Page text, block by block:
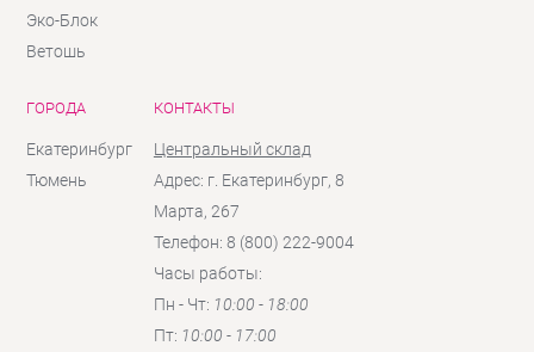
Эко-Блок
Ветошь
ГОРОДА
Екатеринбург
Тюмень
КОНТАКТЫ
Центральный склад
Адрес: г. Екатеринбург, 8
Марта, 267
Телефон: 8 (800) 222-9004
Часы работы:
Пн - Чт: 10:00 - 18:00
Пт: 10:00 - 17:00